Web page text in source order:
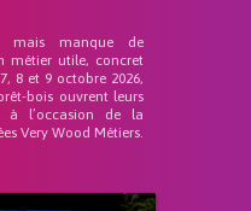
mais manque de
métier utile, concret
8 et 9 octobre 2026,
bois ouvrent leurs
à l’occasion de la
Very Wood Métiers.